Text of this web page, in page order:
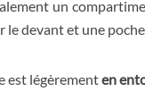
un
le devant et une
est légèrementen